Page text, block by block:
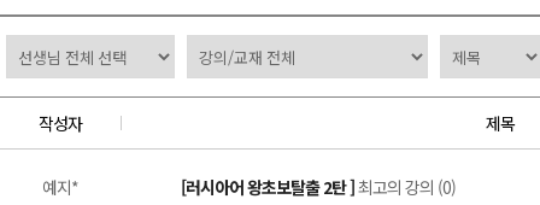
작성자 제목
예지* [러시아어 왕초보탈출 2탄 ]최고의 강의 (0)